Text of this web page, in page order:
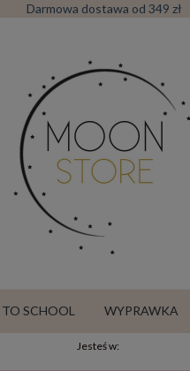
Darmowa dostawa od 349 zł
SCHOOL WYPRAWKA
Jesteś w: